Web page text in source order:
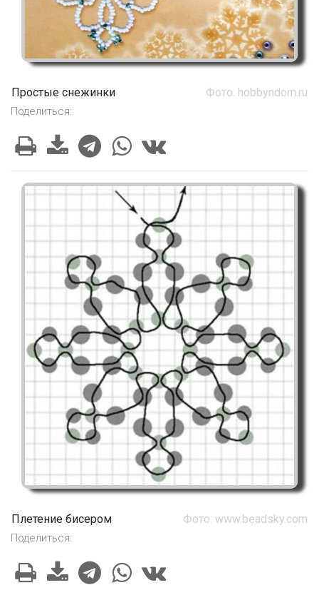
Простые снежинки Фото: hobbyndom.ru
Поделиться:
Плетение бисером Фото: www.beadsky.com
Поделиться: